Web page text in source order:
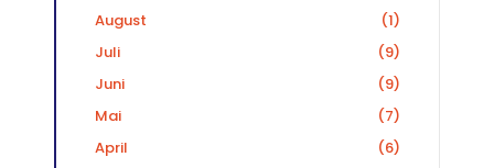
August
(1)
Juli
(9)
Juni
(9)
Mai
(7)
April
(6)